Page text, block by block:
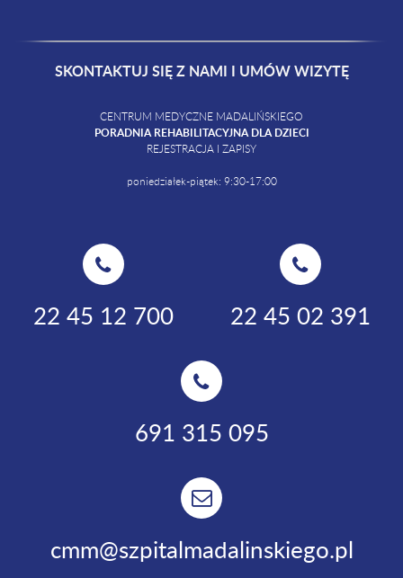
SKONTAKTUJ SIĘ Z NAMI I UMÓW WIZYTĘ
CENTRUM MEDYCZNE MADALIŃSKIEGO
PORADNIA REHABILITACYJNA DLA DZIECI
REJESTRACJA I ZAPISY
poniedziałek-piątek: 9:30-17:00
22 45 12 700 22 45 02 391
691 315 095
cmm@szpitalmadalinskiego.pl